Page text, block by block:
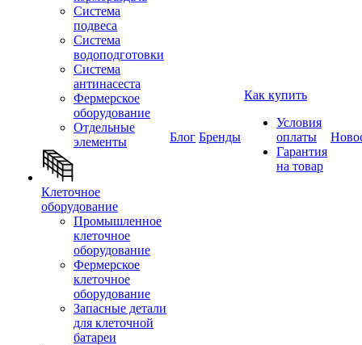
Система
подвеса
Система
водоподготовки
Система
антинасеста
Фермерское
оборудование
Отдельные
элементы
Клеточное
оборудование
Промышленное
клеточное
оборудование
Фермерское
клеточное
оборудование
Запасные детали
для клеточной
батареи
Блог Бренды
Как купить
Условия
оплаты
Гарантия
на товар